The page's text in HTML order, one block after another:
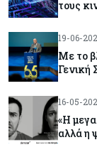
Η
τους
19-06-
Με το
Γενική
16-05-
«Η
αλλά η